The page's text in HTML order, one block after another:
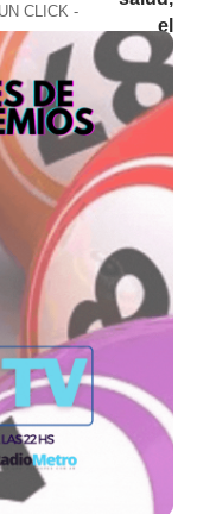
CLICK -